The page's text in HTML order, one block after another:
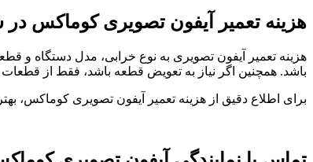
هزینه تعمیر آیفون تصویری کوماکس
هزینه تعمیر آیفون تصویری به نوع خرابی، مدل دستگاه و
باشد. همچنین اگر نیاز به تعویض قطعه باشد، فقط از
برای اطلاع دقیق از هزینه تعمیر آیفون تصویری کوماکس،